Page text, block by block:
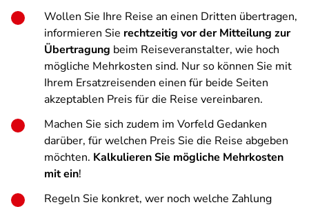
Wollen Sie Ihre Reise an einen Dritten übertragen,
informieren Sie rechtzeitig vor der Mitteilung zur
Übertragung beim Reiseveranstalter, wie hoch
mögliche Mehrkosten sind. Nur so können Sie mit
Ihrem Ersatzreisenden einen für beide Seiten
akzeptablen Preis für die Reise vereinbaren.
Machen Sie sich zudem im Vorfeld Gedanken
darüber, für welchen Preis Sie die Reise abgeben
möchten. Kalkulieren Sie mögliche Mehrkosten
mit ein!
Regeln Sie konkret, wer noch welche Zahlung